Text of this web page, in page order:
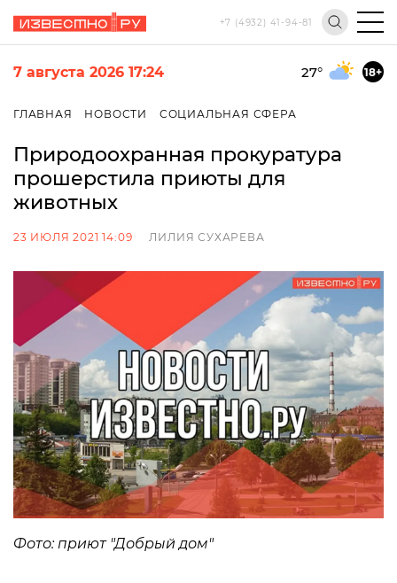
+7 (4932) 41-94-81
7 августа 2026 17:24 27° 18+
ГЛАВНАЯ НОВОСТИ СОЦИАЛЬНАЯ СФЕРА
Природоохранная прокуратура
прошерстила приюты для
животных
23 ИЮЛЯ 2021 14:09 ЛИЛИЯ СУХАРЕВА
Фото: приют "Добрый дом"